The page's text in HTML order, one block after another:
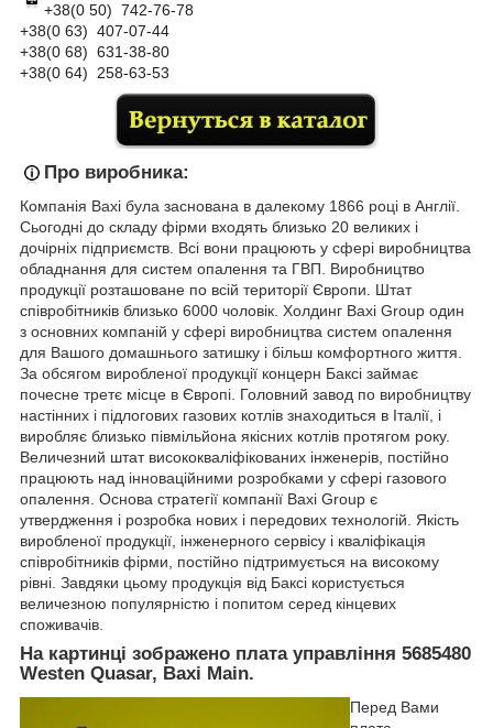
+38(0 50) 742-76-78
+38(0 63) 407-07-44
+38(0 68) 631-38-80
+38(0 64) 258-63-53
Про виробника:
Компанія Baxi була заснована в далекому 1866 році в Англії.
Сьогодні до складу фірми входять близько 20 великих і
дочірніх підприємств. Всі вони працюють у сфері виробництва
обладнання для систем опалення та ГВП. Виробництво
продукції розташоване по всій території Європи. Штат
співробітників близько 6000 чоловік. Холдинг Baxi Group один
з основних компаній у сфері виробництва систем опалення
для Вашого домашнього затишку і більш комфортного життя.
За обсягом виробленої продукції концерн Баксі займає
почесне третє місце в Європі. Головний завод по виробництву
настінних і підлогових газових котлів знаходиться в Італії, і
виробляє близько півмільйона якісних котлів протягом року.
Величезний штат висококваліфікованих інженерів, постійно
працюють над інноваційними розробками у сфері газового
опалення. Основа стратегії компанії Baxi Group є
утвердження і розробка нових і передових технологій. Якість
виробленої продукції, інженерного сервісу і кваліфікація
співробітників фірми, постійно підтримується на високому
рівні. Завдяки цьому продукція від Баксі користується
величезною популярністю і попитом серед кінцевих
споживачів.
На картинці зображено плата управління 5685480
Westen Quasar, Baxi Main.
Перед Вами